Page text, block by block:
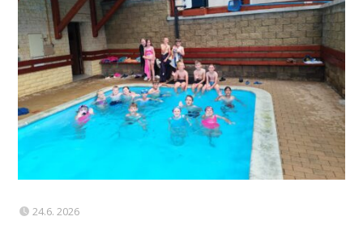
24.6. 2026